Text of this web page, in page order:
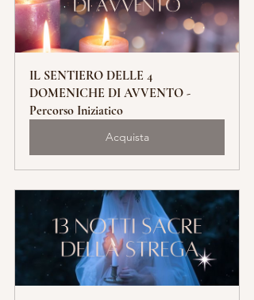
IL SENTIERO DELLE 4
DOMENICHE DI AVVENTO -
Percorso Iniziatico
Acquista